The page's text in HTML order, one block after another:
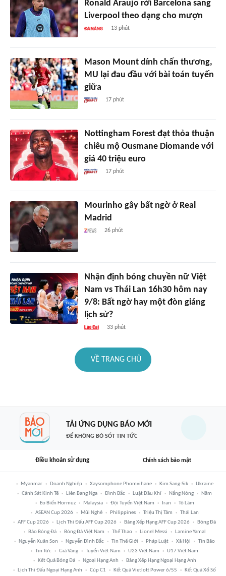
Ronald Araujo rời Barcelona sang
Liverpool theo dạng cho mượn
13 phút
Mason Mount dính chấn thương,
MU lại đau đầu với bài toán tuyến
giữa
17 phút
Nottingham Forest đạt thỏa thuận
chiêu mộ Ousmane Diomande với
giá 40 triệu euro
17 phút
Mourinho gây bất ngờ ở Real
Madrid
26 phút
Nhận định bóng chuyền nữ Việt
Nam vs Thái Lan 16h30 hôm nay
9/8: Bất ngờ hay một đòn giáng
lịch sử?
33 phút
VỀ TRANG CHỦ
TẢI ỨNG DỤNG BÁO MỚI
ĐỂ KHÔNG BỎ SÓT TIN TỨC
Điều khoản sử dụng Chính sách bảo mật
Myanmar Doanh Nghiệp Xaysomphone Phomvihane Kim Sang-Sik
Ukraine
Cảnh Sát Kinh Tế
Liên Bang Nga Đình Bắc Luật Dầu Khí Nắng Nóng
Năm
Eo Biển Hormuz
Malaysia Đội Tuyển Việt Nam Iran
Tô Lâm
ASEAN Cup 2026
Mũi Nghê Philippines Triệu Thị Tâm
Thái Lan
AFF Cup 2026
Lịch Thi Đấu AFF Cup 2026 Bảng Xếp Hạng AFF Cup 2026
Bóng Đá
Báo Bóng Đá
Bóng Đá Việt Nam Thể Thao Lionel Messi
Lamine Yamal
Nguyễn Xuân Son
Nguyễn Đình Bắc Tin Thế Giới Pháp Luật Xã Hội
Tin Bão
Tin Tức
Giá Vàng Tuyển Việt Nam U23 Việt Nam
U17 Việt Nam
Kết Quả Bóng Đá
Ngoại Hạng Anh
Bảng Xếp Hạng Ngoại Hạng Anh
Lịch Thi Đấu Ngoại Hạng Anh
Cúp C1 Kết Quả Vietlott Power 6/55 Kết Quả Xổ Số